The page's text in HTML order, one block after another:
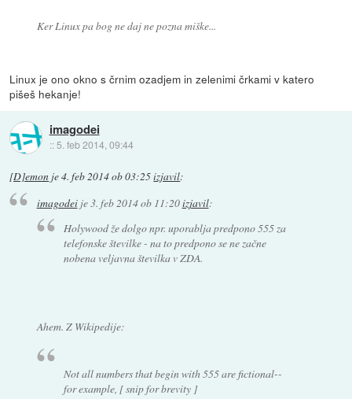
Ker Linux pa bog ne daj ne pozna miške...
Linux je ono okno s črnim ozadjem in zelenimi črkami v katero
pišeš hekanje!
imagodei
:: 5. feb 2014, 09:44
[D]emon je4. feb 2014 ob 03:25izjavil:
imagodeije3. feb 2014 ob 11:20izjavil:
Holywood že dolgo npr. uporablja predpono 555 za
telefonske številke - na to predpono se ne začne
nobena veljavna številka v ZDA.
Ahem. Z Wikipedije:
Not all numbers that begin with 555 are fictional--
for example, [ snip for brevity ]